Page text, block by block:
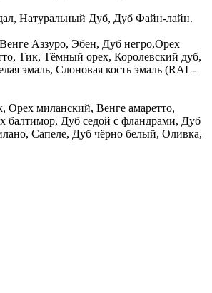
Натуральный Дуб, Дуб Файн-лайн.
Аззуро, Эбен, Дуб негро,Орех
Тик, Тёмный орех, Королевский дуб,
эмаль, Слоновая кость эмаль (RAL-
Орех миланский, Венге амаретто,
балтимор, Дуб седой с фландрами, Дуб
Сапеле, Дуб чёрно белый, Оливка,